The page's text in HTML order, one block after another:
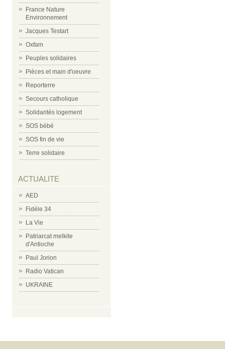
France Nature
Environnement
Jacques Testart
Oxfam
Peuples solidaires
Pièces et main d'oeuvre
Reporterre
Secours catholique
Solidarités logement
SOS bébé
SOS fin de vie
Terre solidaire
ACTUALITE
AED
Fidèle 34
La Vie
Patriarcat melkite
d'Antioche
Paul Jorion
Radio Vatican
UKRAINE